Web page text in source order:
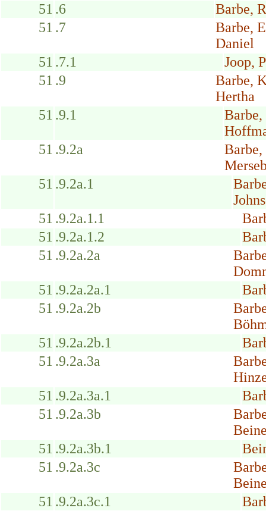
51 .6
Barbe,
51 .7
Barbe,
Daniel
51 .7.1
Joop,
51 .9
Barbe,
Hertha
51 .9.1
51 .9.2a
51 .9.2a.1
51 .9.2a.1.1
51 .9.2a.1.2
51 .9.2a.2a
51 .9.2a.2a.1
51 .9.2a.2b
51 .9.2a.2b.1
51 .9.2a.3a
51 .9.2a.3a.1
51 .9.2a.3b
51 .9.2a.3b.1
51 .9.2a.3c
51 .9.2a.3c.1